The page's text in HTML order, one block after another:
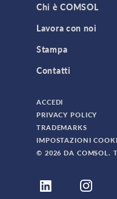
Chi è COMSOL
Lavora con noi
Stampa
Contatti
ACCEDI
PRIVACY POLICY
TRADEMARKS
IMPOSTAZIONI
© 2026 DA COMSOL.